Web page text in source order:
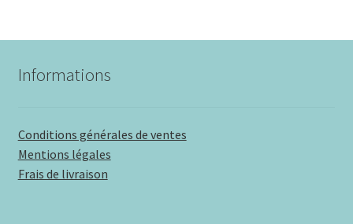
Informations
Conditions générales de ventes
Mentions légales
Frais de livraison